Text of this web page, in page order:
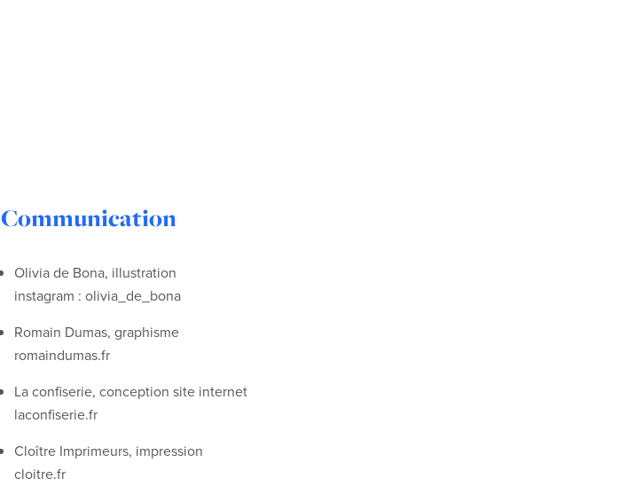
Communication
Olivia de Bona, illustration
instagram : olivia_de_bona
Romain Dumas, graphisme
romaindumas.fr
La confiserie, conception site internet
laconfiserie.fr
Cloître Imprimeurs, impression
cloitre.fr